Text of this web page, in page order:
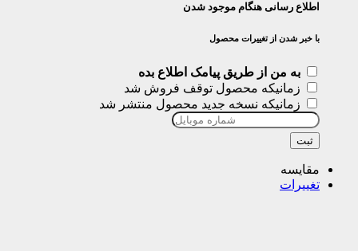
اطلاع رسانی هنگام موجود شدن
با خبر شدن از تغییرات محصول
به من از طریق پیامک اطلاع بده
زمانیکه محصول توقف فروش شد
زمانیکه نسخه جدید محصول منتشر شد
ثبت
مقایسه
تغییرات